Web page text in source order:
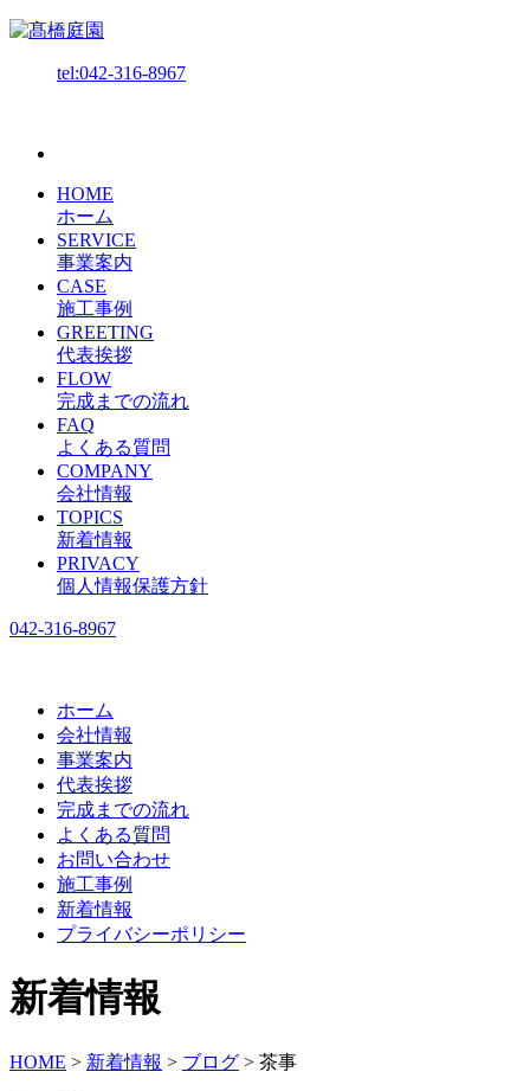
tel:042-316-8967
HOME
ホーム
SERVICE
事業案内
CASE
施工事例
GREETING
代表挨拶
FLOW
完成までの流れ
FAQ
よくある質問
COMPANY
会社情報
TOPICS
新着情報
PRIVACY
個人情報保護方針
042-316-8967
ホーム
会社情報
事業案内
代表挨拶
完成までの流れ
よくある質問
お問い合わせ
施工事例
新着情報
プライバシーポリシー
新着情報
HOME > 新着情報 > ブログ > 茶事